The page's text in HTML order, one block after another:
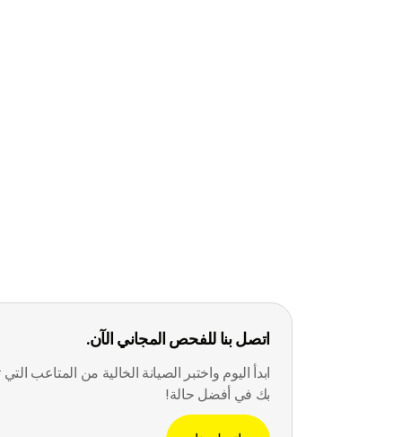
اتصل بنا للفحص المجاني الآن.
ابدأ اليوم واختبر الصيانة الخالية من المتاعب
بك في أفضل حالة!